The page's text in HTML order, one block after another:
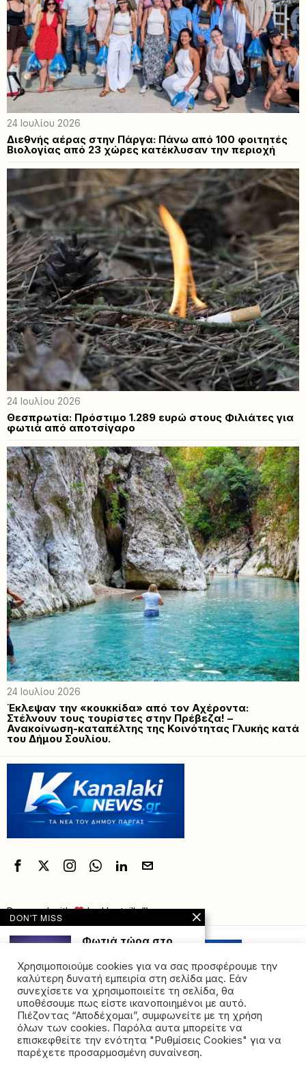
24 Ιουλίου 2026
Διεθνής αέρας στην Πάργα: Πάνω από 100 φοιτητές
Βιολογίας από 23 χώρες κατέκλυσαν την περιοχή
24 Ιουλίου 2026
Θεσπρωτία: Πρόστιμο 1.289 ευρώ στους Φιλιάτες για
φωτιά από αποτσίγαρο
24 Ιουλίου 2026
Έκλεψαν την «κουκκίδα» από τον Αχέροντα:
Στέλνουν τους τουρίστες στην Πρέβεζα! –
Ανακοίνωση-καταπέλτης της Κοινότητας Γλυκής κατά
του Δήμου Σουλίου.
Powered with by Hostville”)
©2026 - All rights reserved. Απαγορεύεται ρητά η
αναδημοσίευση χωρίς προηγούμενη έγγραφη άδεια
Χρησιμοποιούμε cookies για να σας προσφέρουμε την
καλύτερη δυνατή εμπειρία στη σελίδα μας. Εάν
συνεχίσετε να χρησιμοποιείτε τη σελίδα, θα
υποθέσουμε πως είστε ικανοποιημένοι με αυτό.
Πιέζοντας “Αποδέχομαι”, συμφωνείτε με τη χρήση
όλων των cookies. Παρόλα αυτα μπορείτε να
επισκεφθείτε την ενότητα "Ρυθμίσεις Cookies" για να
παρέχετε προσαρμοσμένη συναίνεση.
DON'T MISS
Φωτιά τώρα στο
112
Νέος συναγερμός στην
Πυροσβεστική. #ΦΩΤΙΑ
#ΦΩΤΙΑ_ΤΩΡΑ #ΚΟΡΩΠΙ
#112 Μετάβαση στην
Βρετανία: Η πρώτη γυναίκα στο
τιμόνι της υπηρεσίας
κατασκοπείας MI6